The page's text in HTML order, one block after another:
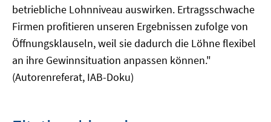
betriebliche Lohnniveau auswirken. Ertragsschwache
Firmen profitieren unseren Ergebnissen zufolge von
Öffnungsklauseln, weil sie dadurch die Löhne flexibel
an ihre Gewinnsituation anpassen können."
(Autorenreferat, IAB-Doku)